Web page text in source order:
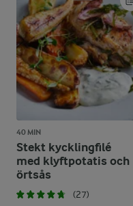
40 MIN
Stekt kycklingfilé
med klyftpotatis och
örtsås
(27)